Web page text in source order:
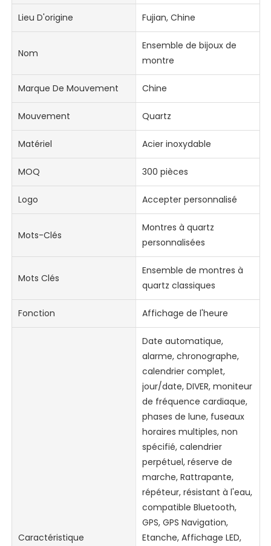
Lieu D'origine Fujian, Chine
Nom
Ensemble de bijoux de
montre
Marque De Mouvement Chine
Mouvement Quartz
Matériel Acier inoxydable
MOQ 300 pièces
Logo Accepter personnalisé
Mots-Clés
Montres à quartz
personnalisées
Mots Clés
Ensemble de montres à
quartz classiques
Fonction Affichage de l'heure
Caractéristique
Date automatique,
alarme, chronographe,
calendrier complet,
jour/date, DIVER, moniteur
de fréquence cardiaque,
phases de lune, fuseaux
horaires multiples, non
spécifié, calendrier
perpétuel, réserve de
marche, Rattrapante,
répéteur, résistant à l'eau,
compatible Bluetooth,
GPS, GPS Navigation,
Etanche, Affichage LED,